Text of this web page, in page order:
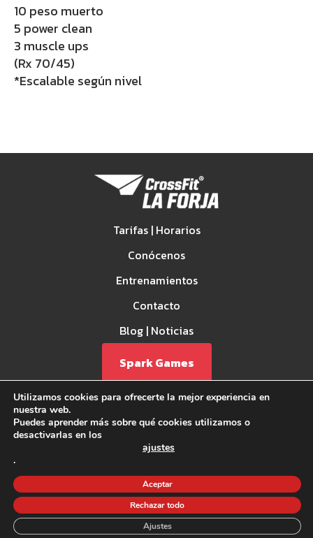
10 peso muerto
5 power clean
3 muscle ups
(Rx 70/45)
*Escalable según nivel
Tarifas | Horarios
Conócenos
Entrenamientos
Contacto
Blog | Noticias
Spark Games
Política de privacidad
Política de Cookies
©2026 CrossFit la Forja - Todos los derechos reservados.
Utilizamos cookies para ofrecerte la mejor experiencia en
nuestra web.
Puedes aprender más sobre qué cookies utilizamos o
desactivarlas en los
ajustes
.
Aceptar
Rechazar todo
Ajustes